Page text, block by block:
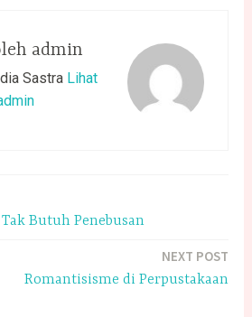
admin
Sastra Lihat
Butuh Penebusan
NEXT POST
Romantisisme di Perpustakaan